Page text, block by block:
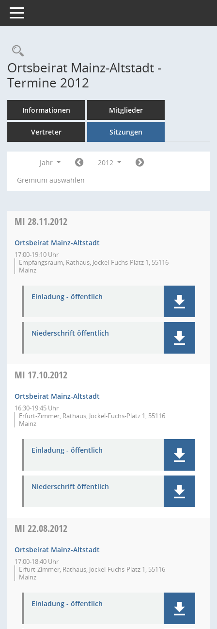
Toggle navigation
Rechercheauswahl
Ortsbeirat Mainz-Altstadt -
Termine 2012
Informationen Mitglieder
Vertreter Sitzungen
Jahr
2012
Gremium auswählen
MI 28.11.2012
Ortsbeirat Mainz-Altstadt
17:00-19:10 Uhr
Empfangsraum, Rathaus, Jockel-Fuchs-Platz 1, 55116
Mainz
Einladung - öffentlich
Niederschrift öffentlich
MI 17.10.2012
Ortsbeirat Mainz-Altstadt
16:30-19:45 Uhr
Erfurt-Zimmer, Rathaus, Jockel-Fuchs-Platz 1, 55116
Mainz
Einladung - öffentlich
Niederschrift öffentlich
MI 22.08.2012
Ortsbeirat Mainz-Altstadt
17:00-18:40 Uhr
Erfurt-Zimmer, Rathaus, Jockel-Fuchs-Platz 1, 55116
Mainz
Einladung - öffentlich